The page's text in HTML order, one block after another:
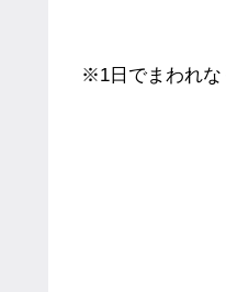
※1日でまわれな